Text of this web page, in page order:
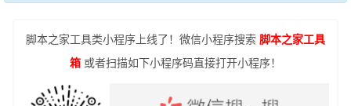
脚本之家工具类小程序上线了！微信小程序搜索 脚本之家工具
箱 或者扫描如下小程序码直接打开小程序！